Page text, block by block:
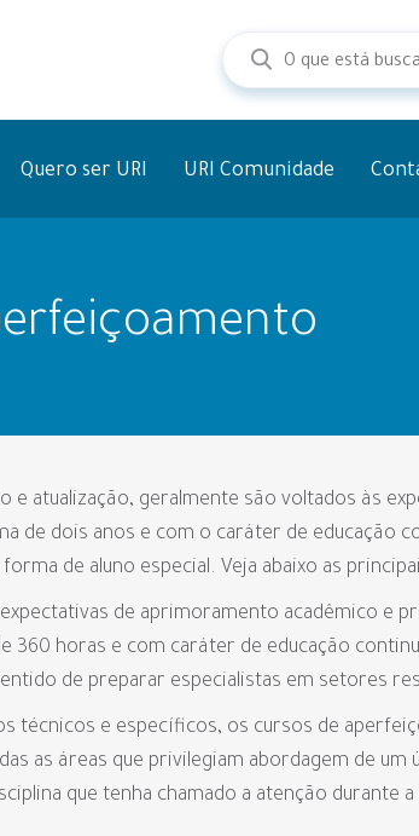
Quero ser URI URI Comunidade
e atualização, geralmente são voltados às
de dois anos e com o caráter de educação
de aluno especial. Veja abaixo as
de aprimoramento acadêmico e
360 horas e com caráter de educação
de preparar especialistas em setores
técnicos e específicos, os cursos de
as áreas que privilegiam abordagem de um
que tenha chamado a atenção durante a